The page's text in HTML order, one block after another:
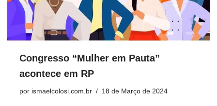
Congresso “Mulher em Pauta”
acontece em RP
por ismaelcolosi.com.br 18 de Março de 2024